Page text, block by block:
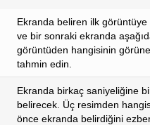
Ekranda beliren ilk görüntüye
ve bir sonraki ekranda
görüntüden hangisinin
tahmin edin.
Ekranda birkaç saniyeliğine
belirecek. Üç resimden
önce ekranda belirdiğini